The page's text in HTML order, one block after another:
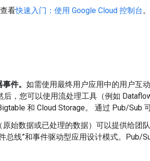
看快速入门：使用 Google Cloud 控制台
件。 如需使用最终用户应用中的用户互
后，您可以使用流处理工具（例如
和 Cloud Storage。 通过 Pub/Sub
原始数据或已处理的数据）可以提供给团
总线”和事件驱动型应用设计模式。Pub/